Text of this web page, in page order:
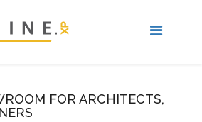
FOR ARCHITECTS,